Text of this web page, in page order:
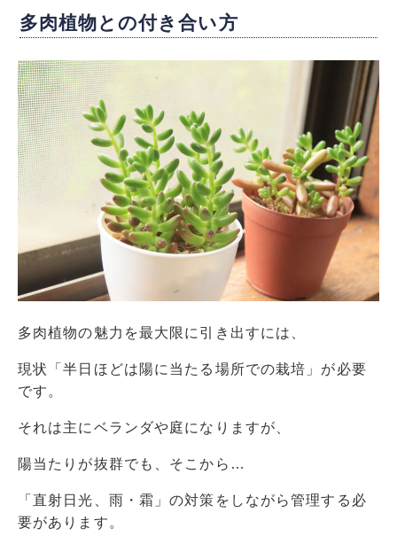
多肉植物との付き合い方
多肉植物の魅力を最大限に引き出すには、
現状「半日ほどは陽に当たる場所での栽培」が必要
です。
それは主にベランダや庭になりますが、
陽当たりが抜群でも、そこから…
「直射日光、雨・霜」の対策をしながら管理する必
要があります。